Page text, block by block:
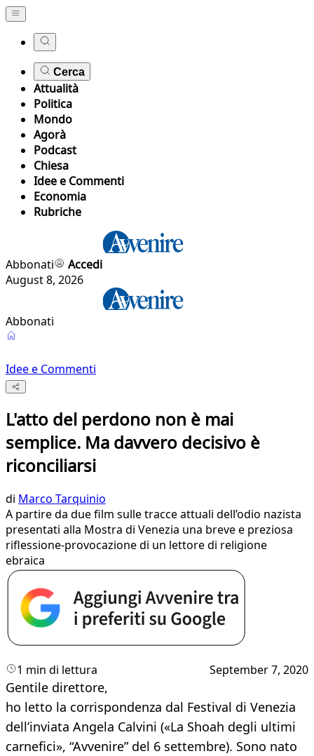
Cerca
Attualità
Politica
Mondo
Agorà
Podcast
Chiesa
Idee e Commenti
Economia
Rubriche
Abbonati
Accedi
August 8, 2026
Abbonati
Idee e Commenti
L'atto del perdono non è mai
semplice. Ma davvero decisivo è
riconciliarsi
di Marco Tarquinio
A partire da due film sulle tracce attuali dell’odio nazista
presentati alla Mostra di Venezia una breve e preziosa
riflessione-provocazione di un lettore di religione
ebraica
1 min di lettura September 7, 2020
Gentile direttore,
ho letto la corrispondenza dal Festival di Venezia
dell’inviata Angela Calvini («La Shoah degli ultimi
carnefici», “Avvenire” del 6 settembre). Sono nato